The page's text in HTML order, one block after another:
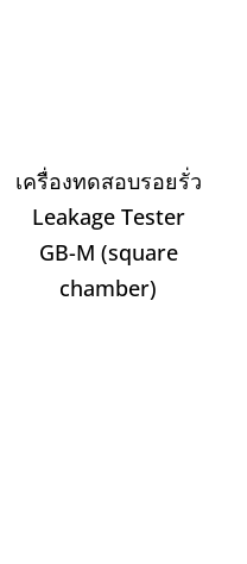
เครื่องทดสอบรอยรั่ว
Leakage Tester
GB-M (square
chamber)